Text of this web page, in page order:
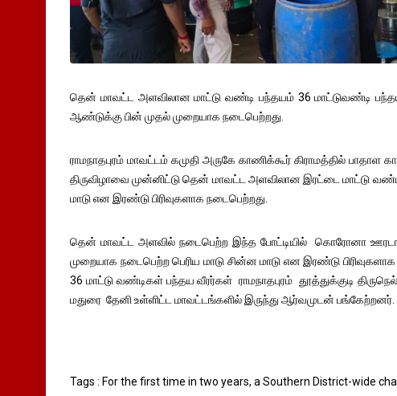
தென் மாவட்ட அளவிலான மாட்டு வண்டி பந்தயம் 36 மாட்டுவண்டி
ஆண்டுக்கு பின் முதல் முறையாக நடைபெற்றது.
ராமநாதபுரம் மாவட்டம் கமுதி அருகே காணிக்கூர் கிராமத்தில் பாதாள
திருவிழாவை முன்னிட்டு தென் மாவட்ட அளவிலான இரட்டை மாட்டு
மாடு என இரண்டு பிரிவுகளாக நடைபெற்றது.
தென் மாவட்ட அளவில் நடைபெற்ற இந்த போட்டியில் கொரோனா
முறையாக நடைபெற்ற பெரிய மாடு சின்ன மாடு என இரண்டு
36 மாட்டு வண்டிகள் பந்தய வீரர்கள் ராமநாதபுரம் தூத்துக்குடி
மதுரை தேனி உள்ளிட்ட மாவட்டங்களில் இருந்து ஆர்வமுடன் பங்கேற்றனர்.
Tags : For the first time in two years, a Southern District-wide